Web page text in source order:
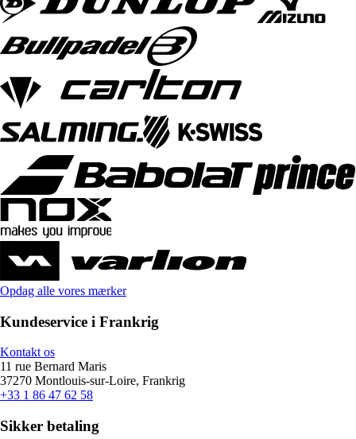
Opdag alle vores mærker
Kundeservice i Frankrig
Kontakt os
11 rue Bernard Maris
37270 Montlouis-sur-Loire, Frankrig
+33 1 86 47 62 58
Sikker betaling